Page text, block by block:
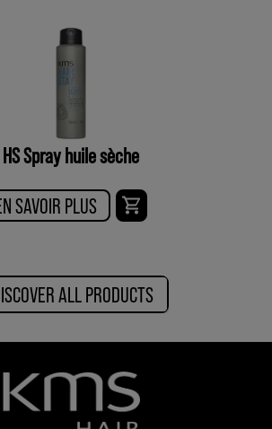
HS Spray huile sèche
SAVOIR PLUS
ALL PRODUCTS